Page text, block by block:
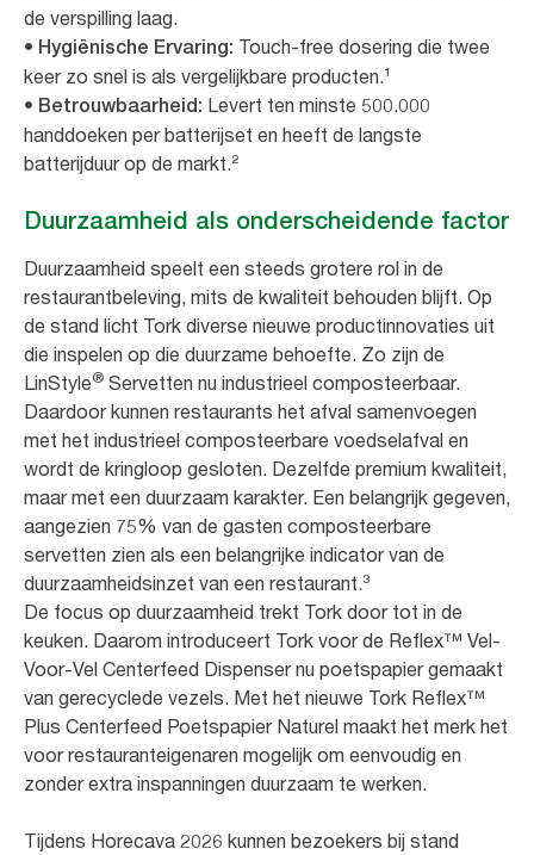
de verspilling laag.
• Hygiënische Ervaring: Touch-free dosering die twee
keer zo snel is als vergelijkbare producten.¹
• Betrouwbaarheid: Levert ten minste 500.000
handdoeken per batterijset en heeft de langste
batterijduur op de markt.²
Duurzaamheid als onderscheidende factor
Duurzaamheid speelt een steeds grotere rol in de
restaurantbeleving, mits de kwaliteit behouden blijft. Op
de stand licht Tork diverse nieuwe productinnovaties uit
die inspelen op die duurzame behoefte. Zo zijn de
LinStyle® Servetten nu industrieel composteerbaar.
Daardoor kunnen restaurants het afval samenvoegen
met het industrieel composteerbare voedselafval en
wordt de kringloop gesloten. Dezelfde premium kwaliteit,
maar met een duurzaam karakter. Een belangrijk gegeven,
aangezien 75% van de gasten composteerbare
servetten zien als een belangrijke indicator van de
duurzaamheidsinzet van een restaurant.³
De focus op duurzaamheid trekt Tork door tot in de
keuken. Daarom introduceert Tork voor de Reflex™ Vel-
Voor-Vel Centerfeed Dispenser nu poetspapier gemaakt
van gerecyclede vezels. Met het nieuwe Tork Reflex™
Plus Centerfeed Poetspapier Naturel maakt het merk het
voor restauranteigenaren mogelijk om eenvoudig en
zonder extra inspanningen duurzaam te werken.
Tijdens Horecava 2026 kunnen bezoekers bij stand